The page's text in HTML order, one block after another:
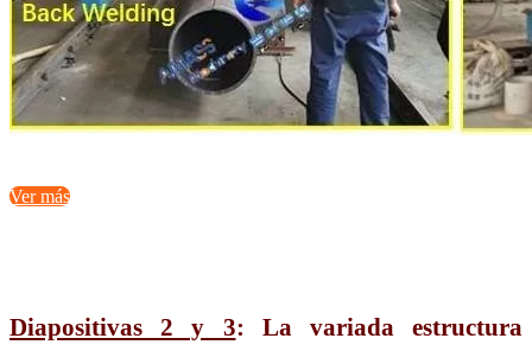
Ver más
Diapositivas 2 y 3: La variada estructura